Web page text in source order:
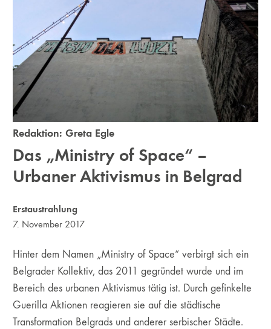
Redaktion:Greta Egle
Das „Ministry of Space“ –
Urbaner Aktivismus in Belgrad
Erstaustrahlung
7. November 2017
Hinter dem Namen „Ministry of Space“ verbirgt sich ein
Belgrader Kollektiv, das 2011 gegründet wurde und im
Bereich des urbanen Aktivismus tätig ist. Durch gefinkelte
Guerilla Aktionen reagieren sie auf die städtische
Transformation Belgrads und anderer serbischer Städte.